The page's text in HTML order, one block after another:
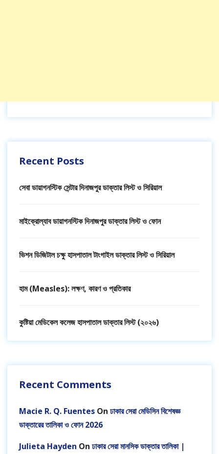
Recent Posts
সেবা ডায়াগনস্টিক সেন্টার দিনাজপুর ডাক্তার লিস্ট ও সিরিয়াল
মাইক্রোল্যাব ডায়াগনস্টিক দিনাজপুর ডাক্তার লিস্ট ও ফোন
ভিশন ডিজিটাল চক্ষু হাসপাতাল টাংগাইল ডাক্তার লিস্ট ও সিরিয়াল
হাম (Measles): লক্ষণ, কারণ ও প্রতিকার
কুষ্টিয়া মেডিকেল কলেজ হাসপাতাল ডাক্তার লিস্ট (২০২৬)
Recent Comments
Macie R. Q. Fuentes On ঢাকার সেরা মেডিসিন বিশেষজ্ঞ
ডাক্তারের তালিকা ও ফোন 2026
Julieta Hayden On ঢাকার সেরা মানসিক ডাক্তার তালিকা |